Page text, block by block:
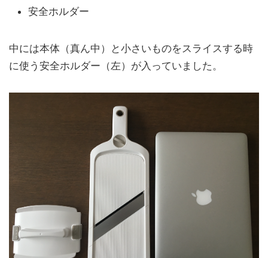
安全ホルダー
中には本体（真ん中）と小さいものをスライスする時
に使う安全ホルダー（左）が入っていました。